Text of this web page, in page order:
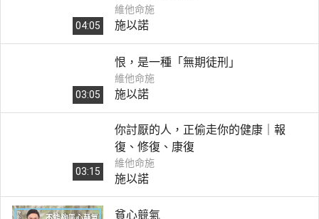
04:05
維他命施
施以諾
03:05
恨，是一種「無期徒刑」
維他命施
施以諾
03:15
你討厭的人，正偷走你的健康｜報
復、修復、康復
維他命施
施以諾
貧心競氣